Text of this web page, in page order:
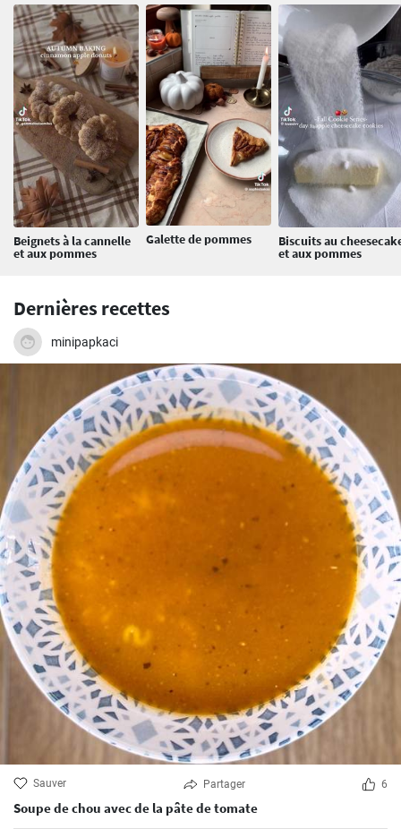
Beignets à la cannelle
et aux pommes
Galette de pommes Biscuits au
et aux pommes
Dernières recettes
minipapkaci
Sauver Partager 6
Soupe de chou avec de la pâte de tomate